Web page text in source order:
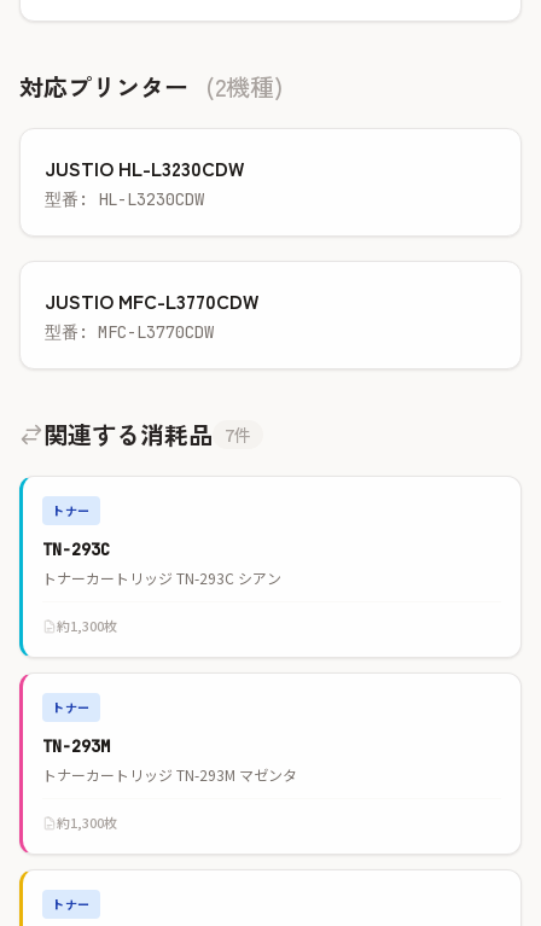
対応プリンター (2機種)
JUSTIO HL-L3230CDW
型番: HL-L3230CDW
JUSTIO MFC-L3770CDW
型番: MFC-L3770CDW
関連する消耗品 7件
トナー
TN-293C
トナーカートリッジ TN-293C シアン
約1,300枚
トナー
TN-293M
トナーカートリッジ TN-293M マゼンタ
約1,300枚
トナー